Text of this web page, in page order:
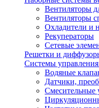
Вентиляторы
Вентиляторы
Охладители и
Рекуператоры
Сетевые
Решетки и
Системы
Водяные
Датчики,
Смесительные